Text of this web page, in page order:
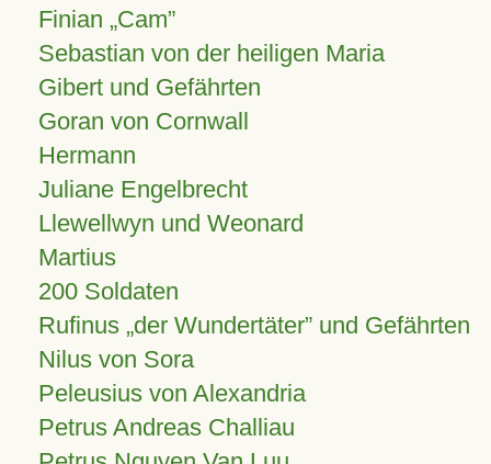
Finian Cam
Sebastian von der heiligen Maria
Gibert und Gefährten
Goran von Cornwall
Hermann
Juliane Engelbrecht
Llewellwyn und Weonard
Martius
200 Soldaten
Rufinus „der Wundertäter” und Gefährten
Nilus von Sora
Peleusius von Alexandria
Petrus Andreas Challiau